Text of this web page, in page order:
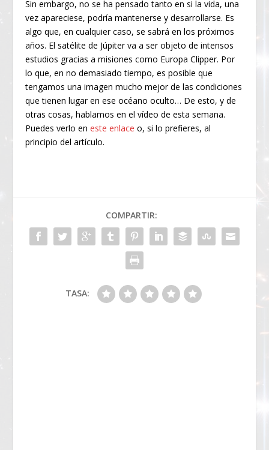
Sin embargo, no se ha pensado tanto en si la vida, una
vez apareciese, podría mantenerse y desarrollarse. Es
algo que, en cualquier caso, se sabrá en los próximos
años. El satélite de Júpiter va a ser objeto de intensos
estudios gracias a misiones como Europa Clipper. Por
lo que, en no demasiado tiempo, es posible que
tengamos una imagen mucho mejor de las condiciones
que tienen lugar en ese océano oculto… De esto, y de
otras cosas, hablamos en el vídeo de esta semana.
Puedes verlo eneste enlace o, si lo prefieres, al
principio del artículo.
COMPARTIR:
TASA: